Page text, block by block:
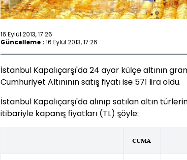
16 Eylül 2013, 17:26
Güncelleme : 16 Eylül 2013, 17:26
İstanbul Kapalıçarşı'da 24 ayar külçe altının
Cumhuriyet Altınının satış fiyatı ise 571 lira oldu.
İstanbul Kapalıçarşı'da alınıp satılan altın
itibariyle kapanış fiyatları (TL) şöyle:
CUMA